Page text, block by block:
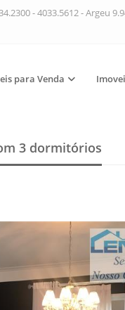
- 4033.5612 - Argeu
para Venda
3 dormitórios